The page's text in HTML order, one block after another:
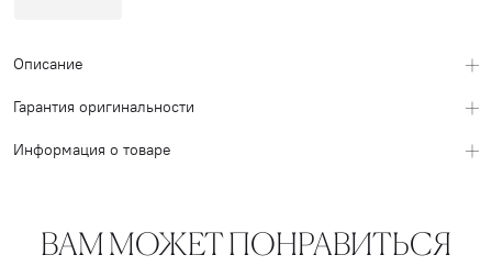
Описание
Гарантия оригинальности
Информация о товаре
ВАМ МОЖЕТ ПОНРАВИТЬСЯ